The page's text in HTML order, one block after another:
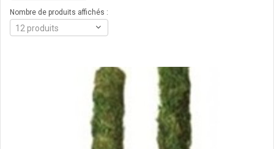
Nombre de produits affichés :
12 produits